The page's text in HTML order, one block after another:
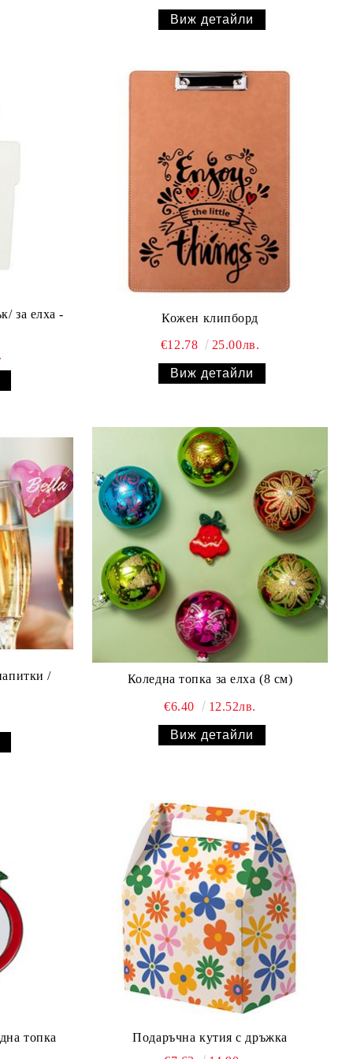
Виж детайли
за елха - Кожен клипборд
€12.78 25.00лв.
Виж детайли
/ Коледна топка за елха (8 см)
€6.40 12.52лв.
Виж детайли
топка
Подаръчна кутия с дръжка